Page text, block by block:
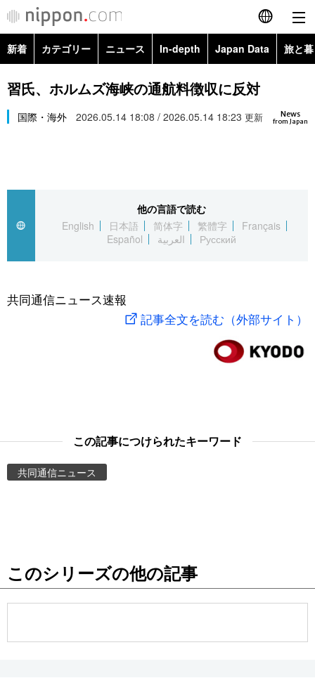
English
简体字
繁體字
العربية
社会
旅と暮らし
東京
新着 カテゴリー ニュース In-depth Japan Data 旅と
政治・外交
経済・ビジネス
社会
文化
科学・技術
暮らし
Topics
Images
お知らせ
習氏、ホルムズ海峡の通航料徴収に反対
News
from Japan
国際・海外 2026.05.14 18:08 / 2026.05.14 18:23 更新
他の言語で読む
English
日本語 简体字 繁體字
Français
Español
العربية Русский
共同通信ニュース速報
記事全文を読む（外部サイト）
この記事につけられたキーワード
共同通信ニュース
このシリーズの他の記事